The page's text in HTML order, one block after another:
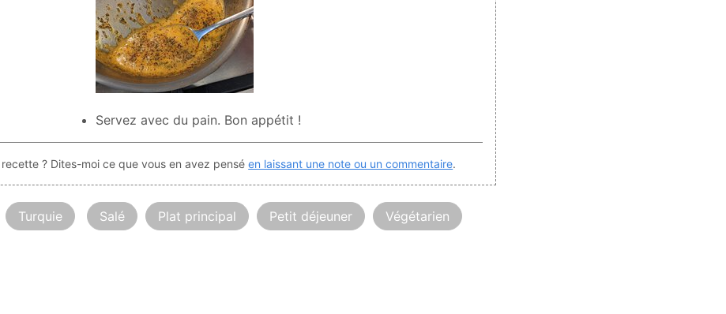
Servez avec du pain. Bon appétit !
? Dites-moi ce que vous en avez penséen laissant une note ou un commentaire.
Turquie Salé Plat principal Petit déjeuner Végétarien